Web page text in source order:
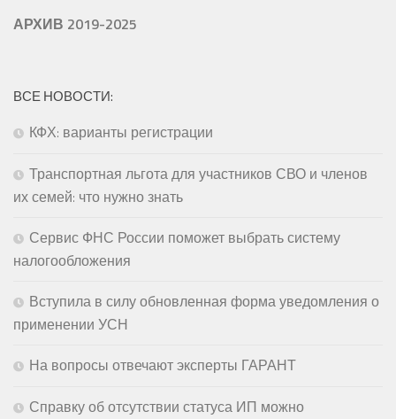
АРХИВ 2019-2025
ВСЕ НОВОСТИ:
КФХ: варианты регистрации
Транспортная льгота для участников СВО и членов
их семей: что нужно знать
Сервис ФНС России поможет выбрать систему
налогообложения
Вступила в силу обновленная форма уведомления о
применении УСН
На вопросы отвечают эксперты ГАРАНТ
Справку об отсутствии статуса ИП можно